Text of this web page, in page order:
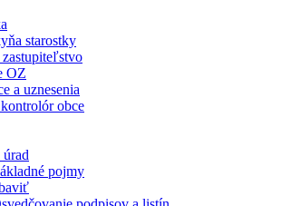
starostky
zastupiteľstvo
OZ
a uznesenia
obce
pojmy